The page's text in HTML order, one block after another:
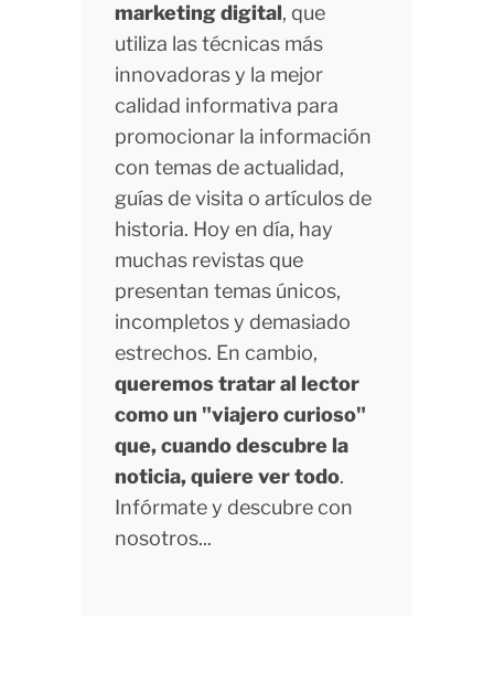
marketing digital, que
utiliza las técnicas más
innovadoras y la mejor
calidad informativa para
promocionar la información
con temas de actualidad,
guías de visita o artículos de
historia. Hoy en día, hay
muchas revistas que
presentan temas únicos,
incompletos y demasiado
estrechos. En cambio,
queremos tratar al lector
como un "viajero curioso"
que, cuando descubre la
noticia, quiere ver todo.
Infórmate y descubre con
nosotros...